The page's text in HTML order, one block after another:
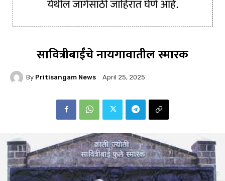
सावित्रीबाईंचे नायगावातील स्मारक
By Pritisangam News April 25, 2025